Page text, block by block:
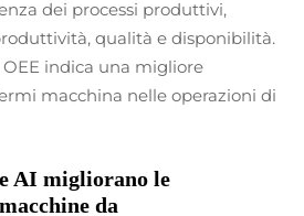
dei processi produttivi,
qualità e disponibilità.
indica una migliore
macchina nelle operazioni di
AI migliorano le
da